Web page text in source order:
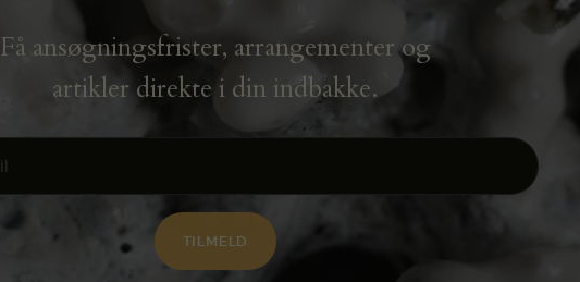
Få ansøgningsfrister, arrangementer og
artikler direkte i din indbakke.